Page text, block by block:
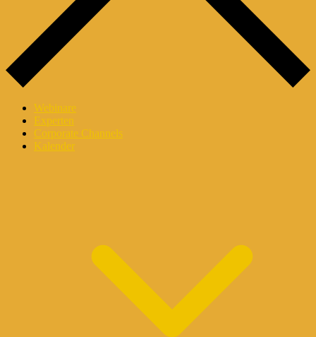
Webinare
Experten
Corporate Channels
Kalender